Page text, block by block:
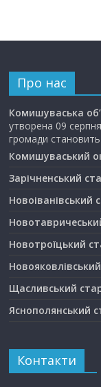
Про нас
Комишуваська
утворена 09
громади
Комишуваський
Зарічненський
Новоіванівський
Новотроїцький
Щасливський
Яснополянський
Контакти